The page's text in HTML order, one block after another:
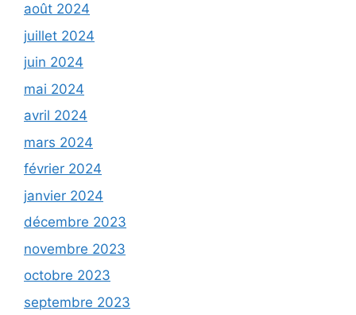
août 2024
juillet 2024
juin 2024
mai 2024
avril 2024
mars 2024
février 2024
janvier 2024
décembre 2023
novembre 2023
octobre 2023
septembre 2023